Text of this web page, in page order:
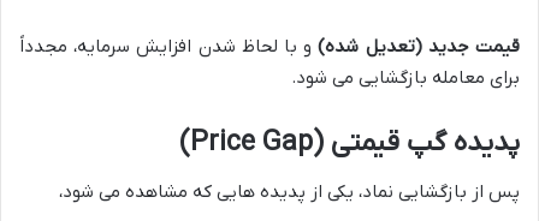
قیمت جدید (تعدیل شده)و با لحاظ شدن افزایش سرمایه، مجدداً
برای معامله بازگشایی می شود.
پدیده گپ قیمتی (Price Gap)
پس از بازگشایی نماد، یکی از پدیده هایی که مشاهده می شود،